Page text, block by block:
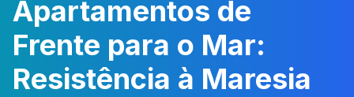
Apartamentos de
Frente para o Mar:
Resistência à Maresia